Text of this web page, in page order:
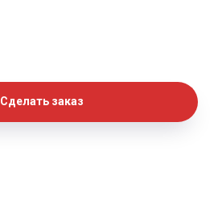
Сделать заказ